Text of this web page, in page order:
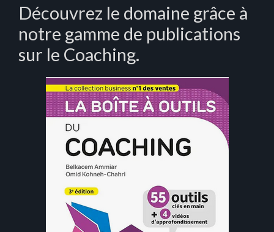
Découvrez le domaine grâce à
notre gamme de publications
sur le Coaching.